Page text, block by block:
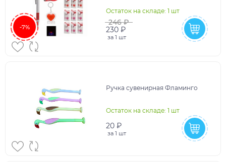
-7%
сердечка с фо
Остаток на складе: 1 шт
246 ₽
230 ₽
за 1 шт
Ручка сувенирная Фламинго
Остаток на складе: 1 шт
20 ₽
за 1 шт